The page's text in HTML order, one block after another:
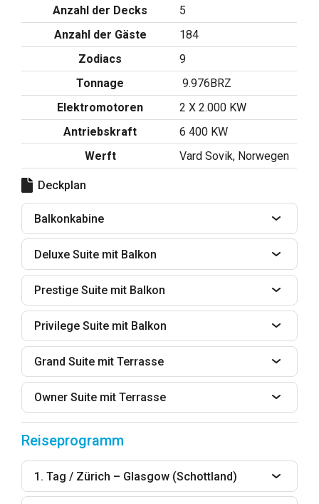
Anzahl der Decks
5
Anzahl der Gäste
184
Zodiacs
9
Tonnage
9.976BRZ
Elektromotoren
2 X 2.000 KW
Antriebskraft
6 400 KW
Werft
Vard Sovik, Norwegen
Deckplan
Balkonkabine
Deluxe Suite mit Balkon
Prestige Suite mit Balkon
Privilege Suite mit Balkon
Grand Suite mit Terrasse
Owner Suite mit Terrasse
Reiseprogramm
1. Tag / Zürich – Glasgow (Schottland)